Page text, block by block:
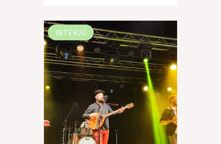
INTERJÚ